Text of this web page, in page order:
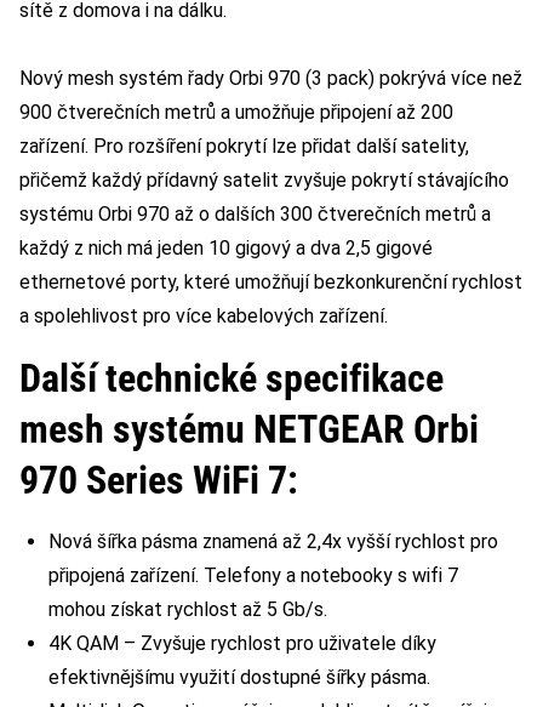
sítě z domova i na dálku.
Nový mesh systém řady Orbi 970 (3 pack) pokrývá více než
900 čtverečních metrů a umožňuje připojení až 200
zařízení. Pro rozšíření pokrytí lze přidat další satelity,
přičemž každý přídavný satelit zvyšuje pokrytí stávajícího
systému Orbi 970 až o dalších 300 čtverečních metrů a
každý z nich má jeden 10 gigový a dva 2,5 gigové
ethernetové porty, které umožňují bezkonkurenční rychlost
a spolehlivost pro více kabelových zařízení.
Další technické specifikace
mesh systému NETGEAR Orbi
970 Series WiFi 7:
Nová šířka pásma znamená až 2,4x vyšší rychlost pro
připojená zařízení. Telefony a notebooky s wifi 7
mohou získat rychlost až 5 Gb/s.
4K QAM – Zvyšuje rychlost pro uživatele díky
efektivnějšímu využití dostupné šířky pásma.